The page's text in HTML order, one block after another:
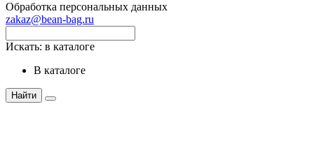
Обработка персональных данных
zakaz@bean-bag.ru
Искать: в каталоге
в каталоге
Найти